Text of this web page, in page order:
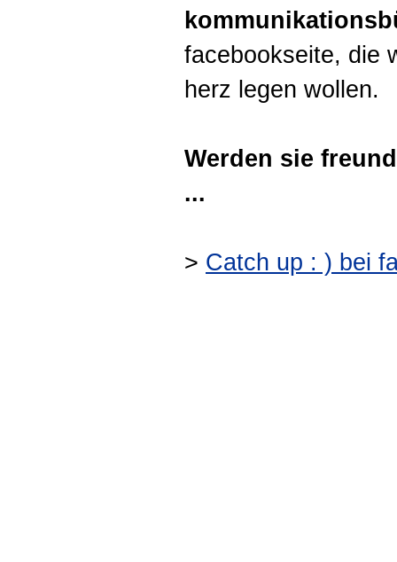
facebookseite, die
herz legen wollen.
Werden sie
...
> Catch up : ) bei